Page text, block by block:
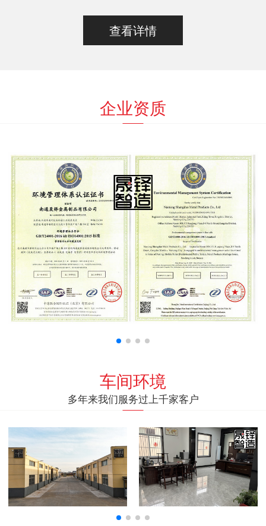
查看详情
企业资质
车间环境
多年来我们服务过上千家客户